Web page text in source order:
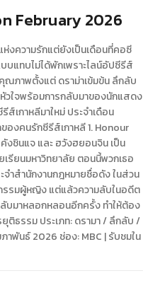
February 2026
งความรักแต่ยังเป็นเดือนที่คอซี
บแทบไม่ได้พักเพราะไลน์อัปซีรีส์
ณภาพตั้งแต่ ดราม่าเข้มข้น ลึกลับ
วใจพร้อมการกลับมาของนักแสดง
เกาหลีมาใหม่ ประจำเดือน
งคนรักซีรีส์เกาหลี 1. Honour
งชินแจ และ ฮวังฮยอนจิน เป็น
รียนมหาวิทยาลัย ตอนนี้พวกเธอ
จำสำนักงานกฎหมายชื่อดัง ในส่วน
รรมผู้หญิง แต่แล้วความลับในอดีต
ลับมาหลอกหลอนอีกครั้ง ทำให้ต้อง
ธรรม ประเภท: ดรามา / ลึกลับ /
พันธ์ 2026 ช่อง: MBC | รับชมใน